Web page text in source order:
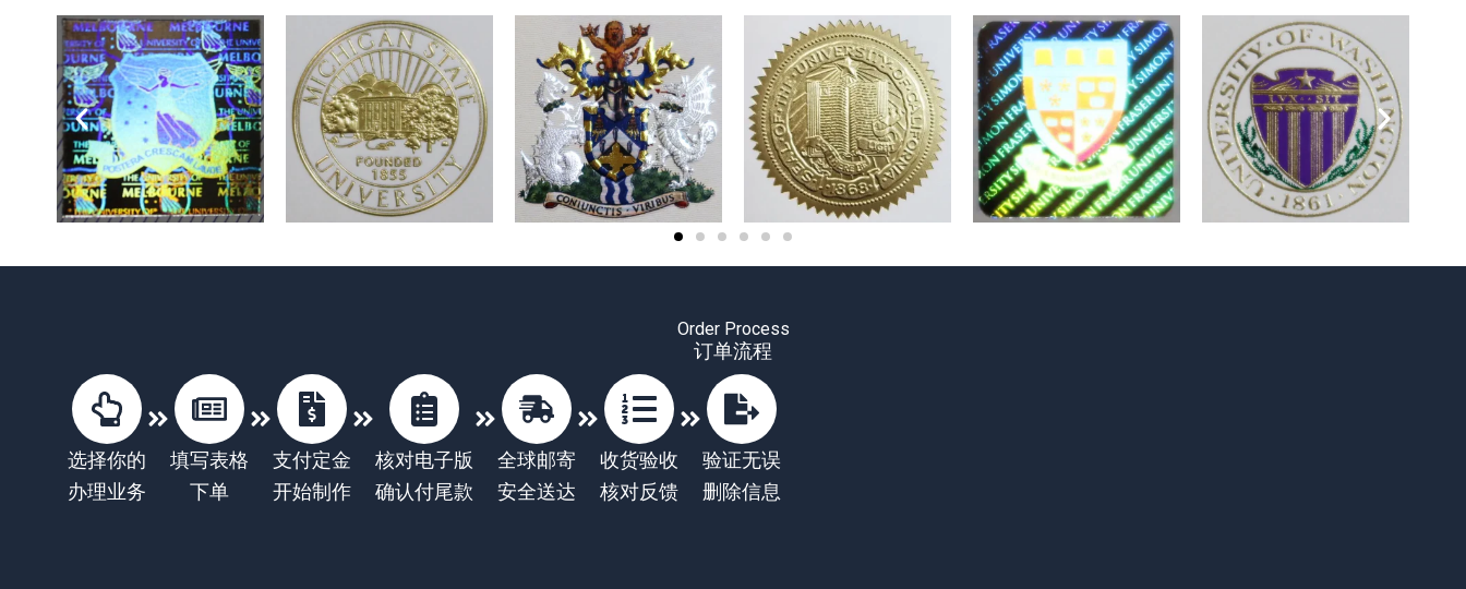
Order Process
订单流程
选择你的
办理业务
填写表格
下单
支付定金
开始制作
核对电子版
确认付尾款
全球邮寄
安全送达
收货验收
核对反馈
验证无误
删除信息